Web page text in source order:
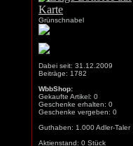
Grünschnabel
Dabei seit: 31.12.2009
Beiträge: 1782
WbbShop:
Gekaufte Artikel: 0
Geschenke erhalten: 0
Geschenke vergeben: 0
Guthaben: 1.000 Adler-Taler
Aktienstand: 0 Stück